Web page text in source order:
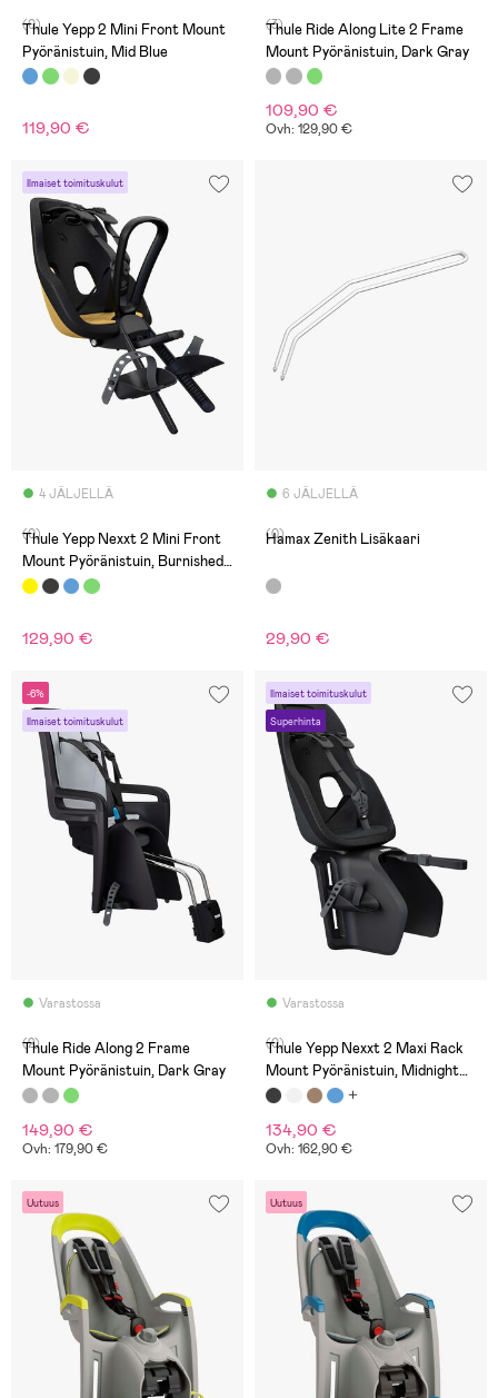
(0)
Thule Yepp 2 Mini Front Mount
Pyöränistuin, Mid Blue
119,90 €
(3)
Thule Ride Along Lite 2 Frame
Mount Pyöränistuin, Dark Gray
109,90 €
Ovh: 129,90 €
Ilmaiset toimituskulut
4 JÄLJELLÄ
(0)
Thule Yepp Nexxt 2 Mini Front
Mount Pyöränistuin, Burnished
Yellow
129,90 €
6 JÄLJELLÄ
(0)
Hamax Zenith Lisäkaari
29,90 €
-6%
Ilmaiset toimituskulut
Varastossa
(2)
Thule Ride Along 2 Frame
Mount Pyöränistuin, Dark Gray
149,90 €
Ovh: 179,90 €
Ilmaiset toimituskulut
Superhinta
Varastossa
(0)
Thule Yepp Nexxt 2 Maxi Rack
Mount Pyöränistuin, Midnight
Black
134,90 €
Ovh: 162,90 €
Uutuus Uutuus